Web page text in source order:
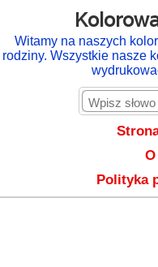
Witamy na naszych
rodziny. Wszystkie nasze
Polityka